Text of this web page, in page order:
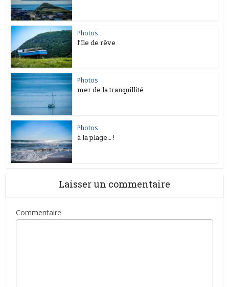
Photos
l’île de rêve
Photos
mer de la tranquillité
Photos
à la plage… !
Laisser un commentaire
Commentaire